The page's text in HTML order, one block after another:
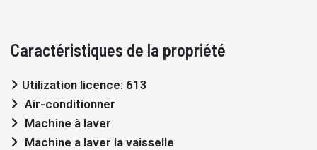
Caractéristiques de la propriété
Utilization licence: 613
Air-conditionner
Machine à laver
Machine a laver la vaisselle